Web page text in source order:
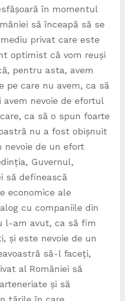
în momentul
să înceapă să se
privat care este
optimist că vom reuși
pentru asta, avem
pe care nu avem, ca să
nevoie de efortul
ca să o spun foarte
nu a fost obișnuit
nevoie de un efort
Guvernul,
să definească
economice ale
cu companiile din
l-am avut, ca să fim
și este nevoie de un
să-l faceți,
al României să
și să